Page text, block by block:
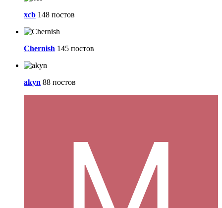
xcb 148 постов
Chernish 145 постов
akyn 88 постов